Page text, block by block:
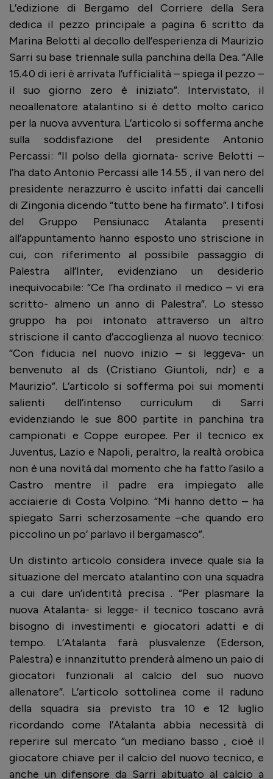
L’edizione di Bergamo del Corriere della Sera
dedica il pezzo principale a pagina 6 scritto da
Marina Belotti al decollo dell’esperienza di Maurizio
Sarri su base triennale sulla panchina della Dea. “Alle
15.40 di ieri è arrivata l’ufficialità – spiega il pezzo –
il suo giorno zero è iniziato”. Intervistato, il
neoallenatore atalantino si è detto molto carico
per la nuova avventura. L’articolo si sofferma anche
sulla soddisfazione del presidente Antonio
Percassi: “Il polso della giornata- scrive Belotti –
l’ha dato Antonio Percassi alle 14.55 , il van nero del
presidente nerazzurro è uscito infatti dai cancelli
di Zingonia dicendo “tutto bene ha firmato”. I tifosi
del Gruppo Pensiunacc Atalanta presenti
all’appuntamento hanno esposto uno striscione in
cui, con riferimento al possibile passaggio di
Palestra all’Inter, evidenziano un desiderio
inequivocabile: “Ce l’ha ordinato il medico – vi era
scritto- almeno un anno di Palestra”. Lo stesso
gruppo ha poi intonato attraverso un altro
striscione il canto d’accoglienza al nuovo tecnico:
“Con fiducia nel nuovo inizio – si leggeva- un
benvenuto al ds (Cristiano Giuntoli, ndr) e a
Maurizio”. L’articolo si sofferma poi sui momenti
salienti dell’intenso curriculum di Sarri
evidenziando le sue 800 partite in panchina tra
campionati e Coppe europee. Per il tecnico ex
Juventus, Lazio e Napoli, peraltro, la realtà orobica
non è una novità dal momento che ha fatto l’asilo a
Castro mentre il padre era impiegato alle
acciaierie di Costa Volpino. “Mi hanno detto – ha
spiegato Sarri scherzosamente –che quando ero
piccolino un po’ parlavo il bergamasco”.
Un distinto articolo considera invece quale sia la
situazione del mercato atalantino con una squadra
a cui dare un’identità precisa . “Per plasmare la
nuova Atalanta- si legge- il tecnico toscano avrà
bisogno di investimenti e giocatori adatti e di
tempo. L’Atalanta farà plusvalenze (Ederson,
Palestra) e innanzitutto prenderà almeno un paio di
giocatori funzionali al calcio del suo nuovo
allenatore”. L’articolo sottolinea come il raduno
della squadra sia previsto tra 10 e 12 luglio
ricordando come l’Atalanta abbia necessità di
reperire sul mercato “un mediano basso , cioè il
giocatore chiave per il calcio del nuovo tecnico, e
anche un difensore da Sarri abituato al calcio a